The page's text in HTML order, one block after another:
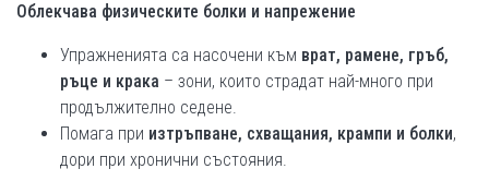
Облекчава физическите болки и напрежение
Упражненията са насочени към врат, рамене, гръб,
ръце и крака – зони, които страдат най-много при
продължително седене.
Помага при изтръпване, схващания, крампи и болки,
дори при хронични състояния.